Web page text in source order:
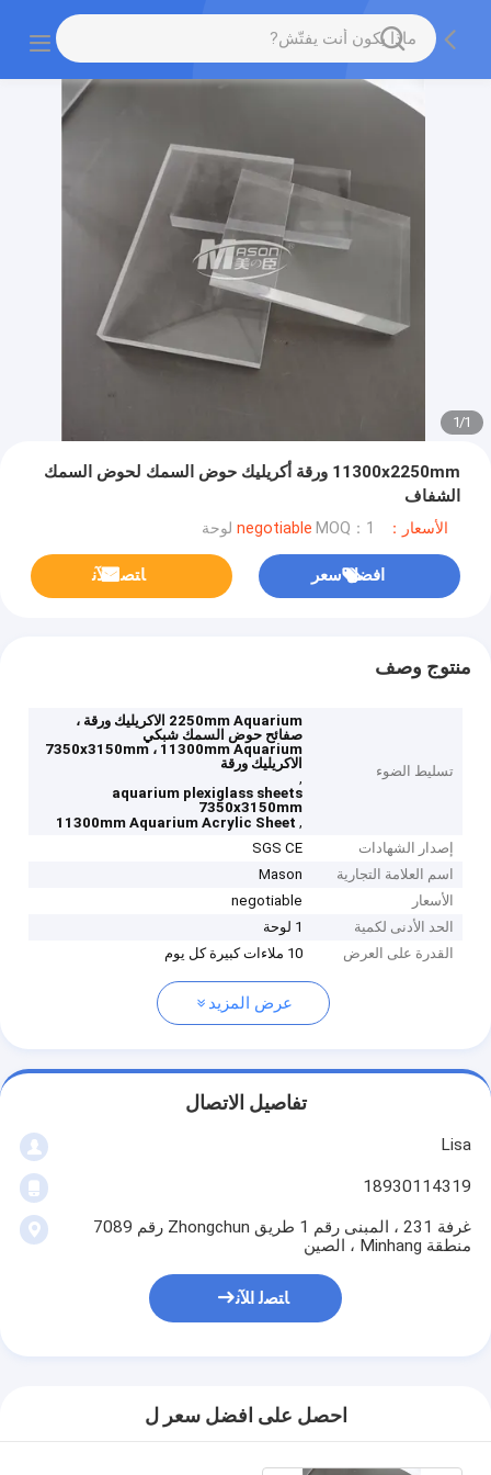
1
/
1
11300x2250mm ورقة أكريليك حوض السمك لحوض السمك
الشفاف
الأسعار：negotiable MOQ：1 لوحة
افضل سعر ﺎﺘﺼﻟ ﺍﻶﻧ
منتوج وصف
تسليط الضوء
2250mm Aquarium الاكريليك ورقة ،
صفائح حوض السمك شبكي
7350x3150mm ، 11300mm Aquarium
الاكريليك ورقة
,
aquarium plexiglass sheets
7350x3150mm
,
11300mm Aquarium Acrylic Sheet
إصدار الشهادات
SGS CE
اسم العلامة التجارية
Mason
الأسعار
negotiable
الحد الأدنى لكمية
1 لوحة
القدرة على العرض
10 ملاءات كبيرة كل يوم
عرض المزيد
تفاصيل الاتصال
Lisa
18930114319
غرفة 231 ، المبنى رقم 1 طريق Zhongchun رقم 7089
منطقة Minhang ، الصين
ﺎﺘﺼﻟ ﺍﻶﻧ
احصل على افضل سعر ل